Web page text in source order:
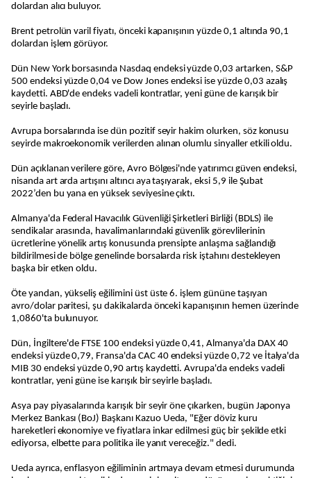
dolardan alıcı buluyor.
Brent petrolün varil fiyatı, önceki kapanışının yüzde 0,1 altında 90,1
dolardan işlem görüyor.
Dün New York borsasında Nasdaq endeksi yüzde 0,03 artarken, S&P
500 endeksi yüzde 0,04 ve Dow Jones endeksi ise yüzde 0,03 azalış
kaydetti. ABD'de endeks vadeli kontratlar, yeni güne de karışık bir
seyirle başladı.
Avrupa borsalarında ise dün pozitif seyir hakim olurken, söz konusu
seyirde makroekonomik verilerden alınan olumlu sinyaller etkili oldu.
Dün açıklanan verilere göre, Avro Bölgesi'nde yatırımcı güven endeksi,
nisanda art arda artışını altıncı aya taşıyarak, eksi 5,9 ile Şubat
2022’den bu yana en yüksek seviyesine çıktı.
Almanya'da Federal Havacılık Güvenliği Şirketleri Birliği (BDLS) ile
sendikalar arasında, havalimanlarındaki güvenlik görevlilerinin
ücretlerine yönelik artış konusunda prensipte anlaşma sağlandığı
bildirilmesi de bölge genelinde borsalarda risk iştahını destekleyen
başka bir etken oldu.
Öte yandan, yükseliş eğilimini üst üste 6. işlem gününe taşıyan
avro/dolar paritesi, şu dakikalarda önceki kapanışının hemen üzerinde
1,0860'ta bulunuyor.
Dün, İngiltere'de FTSE 100 endeksi yüzde 0,41, Almanya'da DAX 40
endeksi yüzde 0,79, Fransa'da CAC 40 endeksi yüzde 0,72 ve İtalya'da
MIB 30 endeksi yüzde 0,90 artış kaydetti. Avrupa'da endeks vadeli
kontratlar, yeni güne ise karışık bir seyirle başladı.
Asya pay piyasalarında karışık bir seyir öne çıkarken, bugün Japonya
Merkez Bankası (BoJ) Başkanı Kazuo Ueda, "Eğer döviz kuru
hareketleri ekonomiye ve fiyatlara inkar edilmesi güç bir şekilde etki
ediyorsa, elbette para politika ile yanıt vereceğiz." dedi.
Ueda ayrıca, enflasyon eğiliminin artmaya devam etmesi durumunda